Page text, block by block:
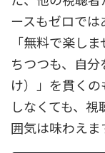
ースもゼロでは
「無料で楽し
ちつつも、自
け）」を貫く
しなくても、
囲気は味わえま